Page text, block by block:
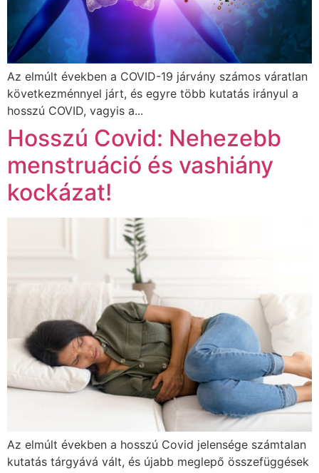
Az elmúlt években a COVID-19 járvány számos váratlan
következménnyel járt, és egyre több kutatás irányul a
hosszú COVID, vagyis a...
Hosszú Covid: Nehezebb
menstruáció és vashiány
kockázat!
Az elmúlt években a hosszú Covid jelensége számtalan
kutatás tárgyává vált, és újabb meglepő összefüggések